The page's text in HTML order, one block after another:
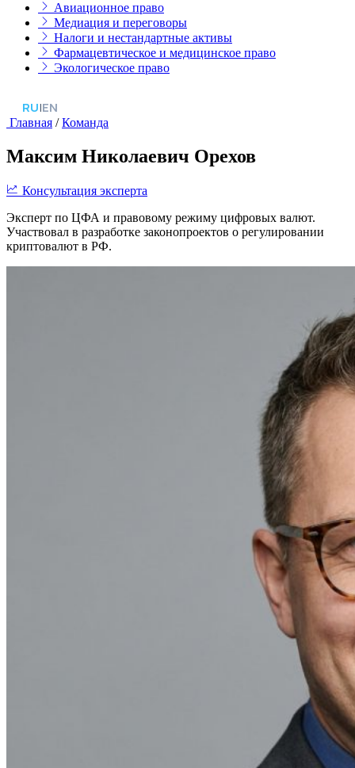
Авиационное право
Медиация и переговоры
Налоги и нестандартные активы
Фармацевтическое и медицинское право
Экологическое право
RU|EN
Главная /Команда
Максим Николаевич Орехов
Консультация эксперта
Эксперт по ЦФА и правовому режиму цифровых валют.
Участвовал в разработке законопроектов о регулировании
криптовалют в РФ.